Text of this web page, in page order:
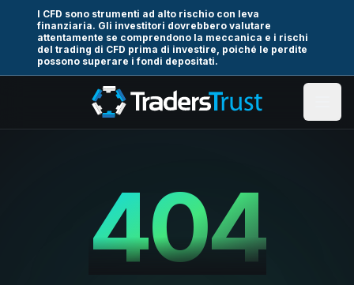
I CFD sono strumenti ad alto rischio con leva
finanziaria. Gli investitori dovrebbero valutare
attentamente se comprendono la meccanica e i rischi
del trading di CFD prima di investire, poiché le perdite
possono superare i fondi depositati.
404